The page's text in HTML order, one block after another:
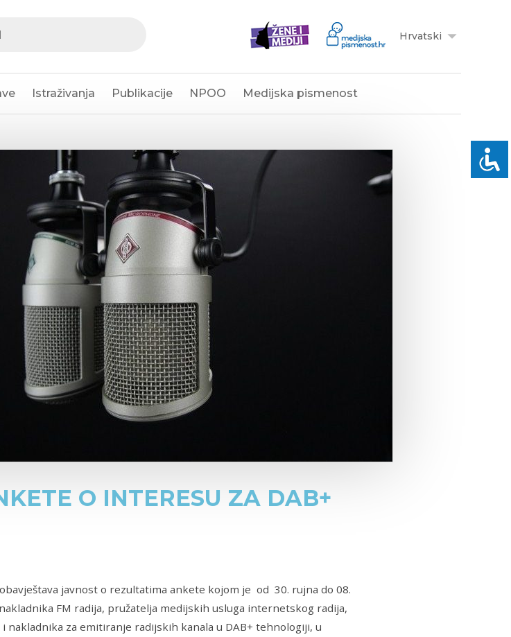
Hrvatski
Istraživanja Publikacije NPOO Medijska pismenost
O INTERESU ZA DAB+
javnost o rezultatima ankete kojom je od 30. rujna do 08.
FM radija, pružatelja medijskih usluga internetskog radija,
za emitiranje radijskih kanala u DAB+ tehnologiji, u